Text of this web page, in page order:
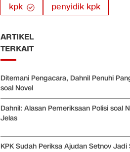
kpk
penyidik kpk
ARTIKEL
TERKAIT
Ditemani Pengacara, Dahnil Penuhi
soal Novel
Dahnil: Alasan Pemeriksaan Polisi soal
Jelas
KPK Sudah Periksa Ajudan Setnov Jadi